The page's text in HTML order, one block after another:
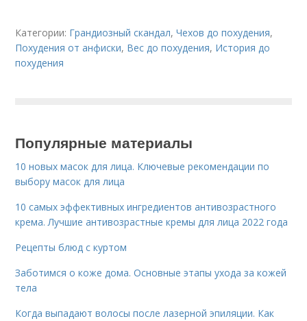
Категории: Грандиозный скандал,Чехов до похудения,
Похудения от анфиски, Вес до похудения, История до
похудения
Популярные материалы
10 новых масок для лица. Ключевые рекомендации по
выбору масок для лица
10 самых эффективных ингредиентов антивозрастного
крема. Лучшие антивозрастные кремы для лица 2022 года
Рецепты блюд с куртом
Заботимся о коже дома. Основные этапы ухода за кожей
тела
Когда выпадают волосы после лазерной эпиляции. Как